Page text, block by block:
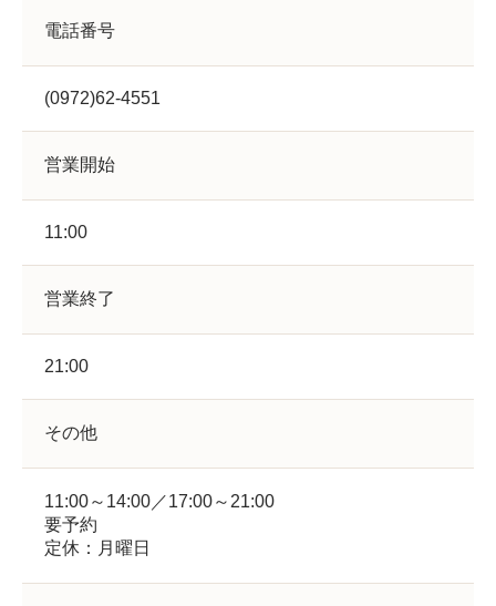
電話番号
(0972)62-4551
営業開始
11:00
営業終了
21:00
その他
11:00～14:00／17:00～21:00
要予約
定休：月曜日